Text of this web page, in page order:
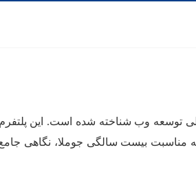
بیست سالگی جوملا، نگاهی جامع